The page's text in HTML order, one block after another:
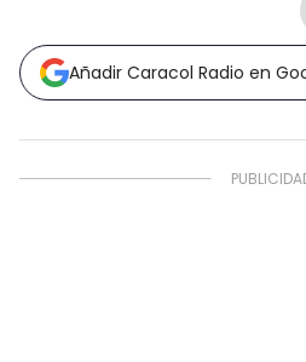
Añadir Caracol Radio en